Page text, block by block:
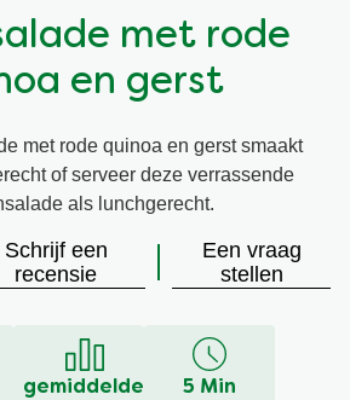
met rode
en gerst
met rode quinoa en gerst smaakt
of serveer deze verrassende
als lunchgerecht.
Schrijf een
recensie
Een vraag
stellen
gemiddelde
5 Min